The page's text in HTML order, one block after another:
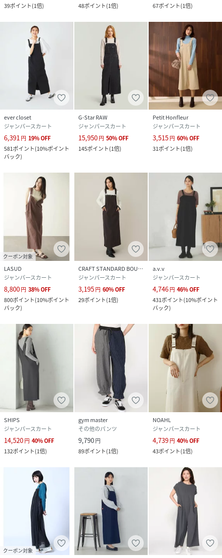
39ポイント(1倍)
48ポイント(1倍)
67ポイント(1倍)
ever closet
ジャンパースカート
6,391円 19%OFF
581ポイント(10%ポイント
バック)
G-Star RAW
ジャンパースカート
15,950円 50%OFF
145ポイント(1倍)
Petit Honfleur
ジャンパースカート
3,515円 60%OFF
31ポイント(1倍)
クーポン対象
LASUD
ジャンパースカート
8,800円 38%OFF
800ポイント(10%ポイント
バック)
CRAFT STANDARD BOUTIQUE
ジャンパースカート
3,195円 60%OFF
29ポイント(1倍)
a.v.v
ジャンパースカート
4,746円 46%OFF
431ポイント(10%ポイント
バック)
SHIPS
ジャンパースカート
14,520円 40%OFF
132ポイント(1倍)
gym master
その他のパンツ
9,790円
89ポイント(1倍)
NOAHL
ジャンパースカート
4,739円 40%OFF
43ポイント(1倍)
クーポン対象